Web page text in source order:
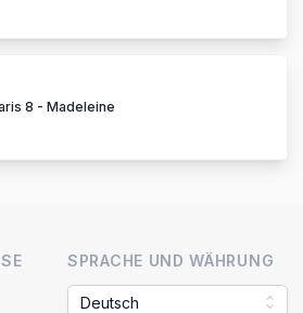
8 - Madeleine
SPRACHE UND WÄHRUNG
Deutsch